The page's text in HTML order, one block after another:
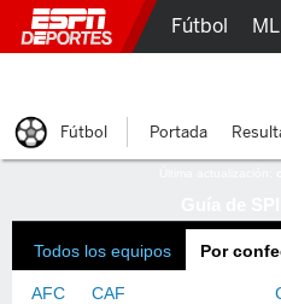
Todos los equipos Por
AFC CAF
Fútbol
Fútbol Portada